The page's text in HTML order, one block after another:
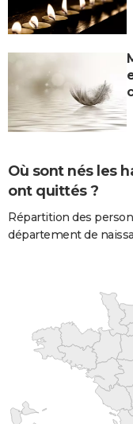
Où sont nés les
ont quittés ?
Répartition des
département de